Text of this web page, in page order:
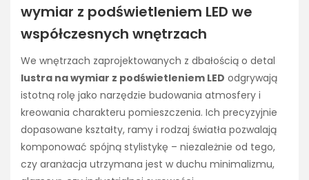
wymiar z podświetleniem LED we
współczesnych wnętrzach
We wnętrzach zaprojektowanych z dbałością o detal
lustra na wymiar z podświetleniem LED odgrywają
istotną rolę jako narzędzie budowania atmosfery i
kreowania charakteru pomieszczenia. Ich precyzyjnie
dopasowane kształty, ramy i rodzaj światła pozwalają
komponować spójną stylistykę – niezależnie od tego,
czy aranżacja utrzymana jest w duchu minimalizmu,